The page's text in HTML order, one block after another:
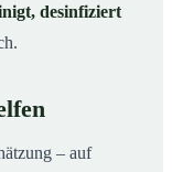
desinfiziert
– auf